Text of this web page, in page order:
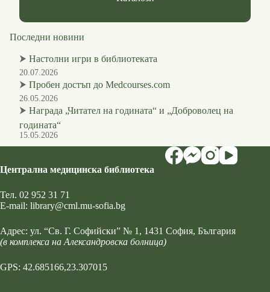
Последни новини
⮞ Настолни игри в библиотеката
20.07.2026
⮞ Пробен достъп до Medcourses.com
26.05.2026
⮞ Награда „Читател на годината“ и „Доброволец на
годината“
15.05.2026
Централна медицинска библиотека
Тел. 02 952 31 71
Е-mail: library@cml.mu-sofia.bg
Адрес: ул. “Св. Г. Софийски” № 1 , 1431 София, България
(в комплекса на Александровска болница)
GPS: 42.685166,23.307015